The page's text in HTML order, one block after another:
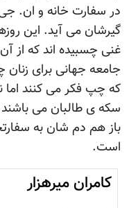
در سفارت خانه و ان.
گیرشان می آيد. این
غنی چسبیده اند که از
جامعه جهانی برای زنان
که چپ فکر می کنند اما
سکه ی طالبان می باشند
باز هم دم شان به
است.
کامران میرهزار